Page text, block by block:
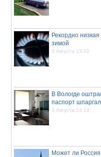
Рекордно низкая
зимой
3 Августа 13:32
В Вологде
паспорт
2 Августа 14:19
Может ли